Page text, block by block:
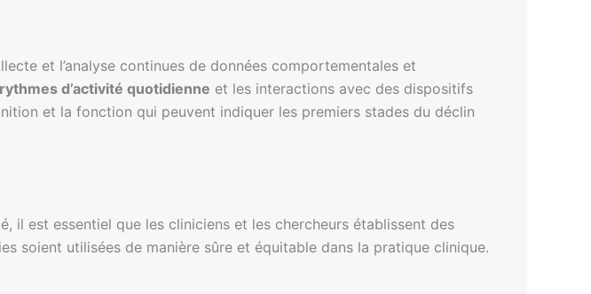
et l’analyse continues de données comportementales et
rythmes d’activité quotidienne et les interactions avec des dispositifs
et la fonction qui peuvent indiquer les premiers stades du déclin
il est essentiel que les cliniciens et les chercheurs établissent des
soient utilisées de manière sûre et équitable dans la pratique clinique.